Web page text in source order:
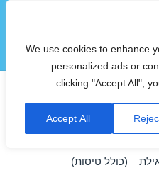
We use cookies to enhance
personalized ads or
clicking "Accept All",
Accept All
תפריטים
ווידג'טים
פלאזה –
– (כולל טיסות)